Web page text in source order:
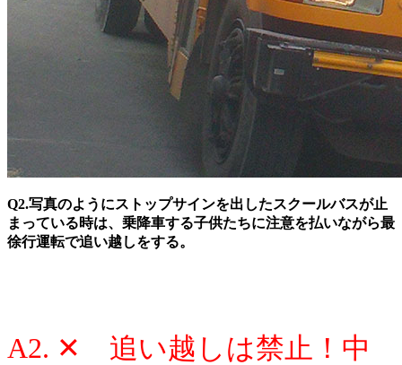
Q2.写真のようにストップサインを出したスクールバスが止
まっている時は、乗降車する子供たちに注意を払いながら最
徐行運転で追い越しをする。
A2. ✕ 追い越しは禁止！中